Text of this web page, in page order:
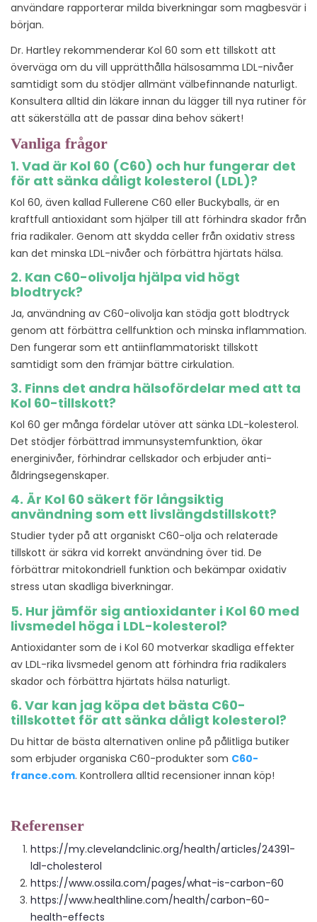
användare rapporterar milda biverkningar som magbesvär i
början.
Dr. Hartley rekommenderar Kol 60 som ett tillskott att
överväga om du vill upprätthålla hälsosamma LDL-nivåer
samtidigt som du stödjer allmänt välbefinnande naturligt.
Konsultera alltid din läkare innan du lägger till nya rutiner för
att säkerställa att de passar dina behov säkert!
Vanliga frågor
1. Vad är Kol 60 (C60) och hur fungerar det
för att sänka dåligt kolesterol (LDL)?
Kol 60, även kallad Fullerene C60 eller Buckyballs, är en
kraftfull antioxidant som hjälper till att förhindra skador från
fria radikaler. Genom att skydda celler från oxidativ stress
kan det minska LDL-nivåer och förbättra hjärtats hälsa.
2. Kan C60-olivolja hjälpa vid högt
blodtryck?
Ja, användning av C60-olivolja kan stödja gott blodtryck
genom att förbättra cellfunktion och minska inflammation.
Den fungerar som ett antiinflammatoriskt tillskott
samtidigt som den främjar bättre cirkulation.
3. Finns det andra hälsofördelar med att ta
Kol 60-tillskott?
Kol 60 ger många fördelar utöver att sänka LDL-kolesterol.
Det stödjer förbättrad immunsystemfunktion, ökar
energinivåer, förhindrar cellskador och erbjuder anti-
åldringsegenskaper.
4. Är Kol 60 säkert för långsiktig
användning som ett livslängdstillskott?
Studier tyder på att organiskt C60-olja och relaterade
tillskott är säkra vid korrekt användning över tid. De
förbättrar mitokondriell funktion och bekämpar oxidativ
stress utan skadliga biverkningar.
5. Hur jämför sig antioxidanter i Kol 60 med
livsmedel höga i LDL-kolesterol?
Antioxidanter som de i Kol 60 motverkar skadliga effekter
av LDL-rika livsmedel genom att förhindra fria radikalers
skador och förbättra hjärtats hälsa naturligt.
6. Var kan jag köpa det bästa C60-
tillskottet för att sänka dåligt kolesterol?
Du hittar de bästa alternativen online på pålitliga butiker
som erbjuder organiska C60-produkter som C60-
france.com. Kontrollera alltid recensioner innan köp!
Referenser
https://my.clevelandclinic.org/health/articles/24391-
ldl-cholesterol
https://www.ossila.com/pages/what-is-carbon-60
https://www.healthline.com/health/carbon-60-
health-effects